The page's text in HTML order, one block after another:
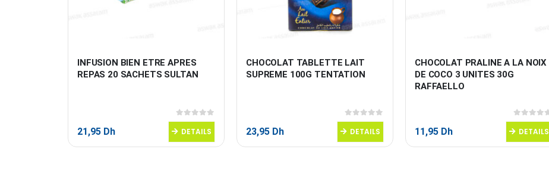
INFUSION BIEN ETRE APRES
REPAS 20 SACHETS SULTAN
0sur 5
21,95 Dh DETAILS
CHOCOLAT TABLETTE LAIT
SUPREME 100G TENTATION
0sur 5
23,95 Dh DETAILS
CHOCOLAT PRALINE A LA NOIX
DE COCO 3 UNITES 30G
RAFFAELLO
0sur 5
11,95 Dh DETAILS